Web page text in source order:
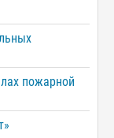
пожарной